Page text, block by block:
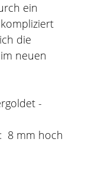
ein
die
neuen
-
8 mm hoch